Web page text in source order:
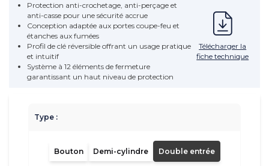
Protection anti-crochetage, anti-perçage et
anti-casse pour une sécurité accrue
Conception adaptée aux portes coupe-feu et
étanches aux fumées
Profil de clé réversible offrant un usage pratique
et intuitif
Système à 12 éléments de fermeture
garantissant un haut niveau de protection
Télécharger la
fiche technique
Type :
Bouton Demi-cylindre Double entrée